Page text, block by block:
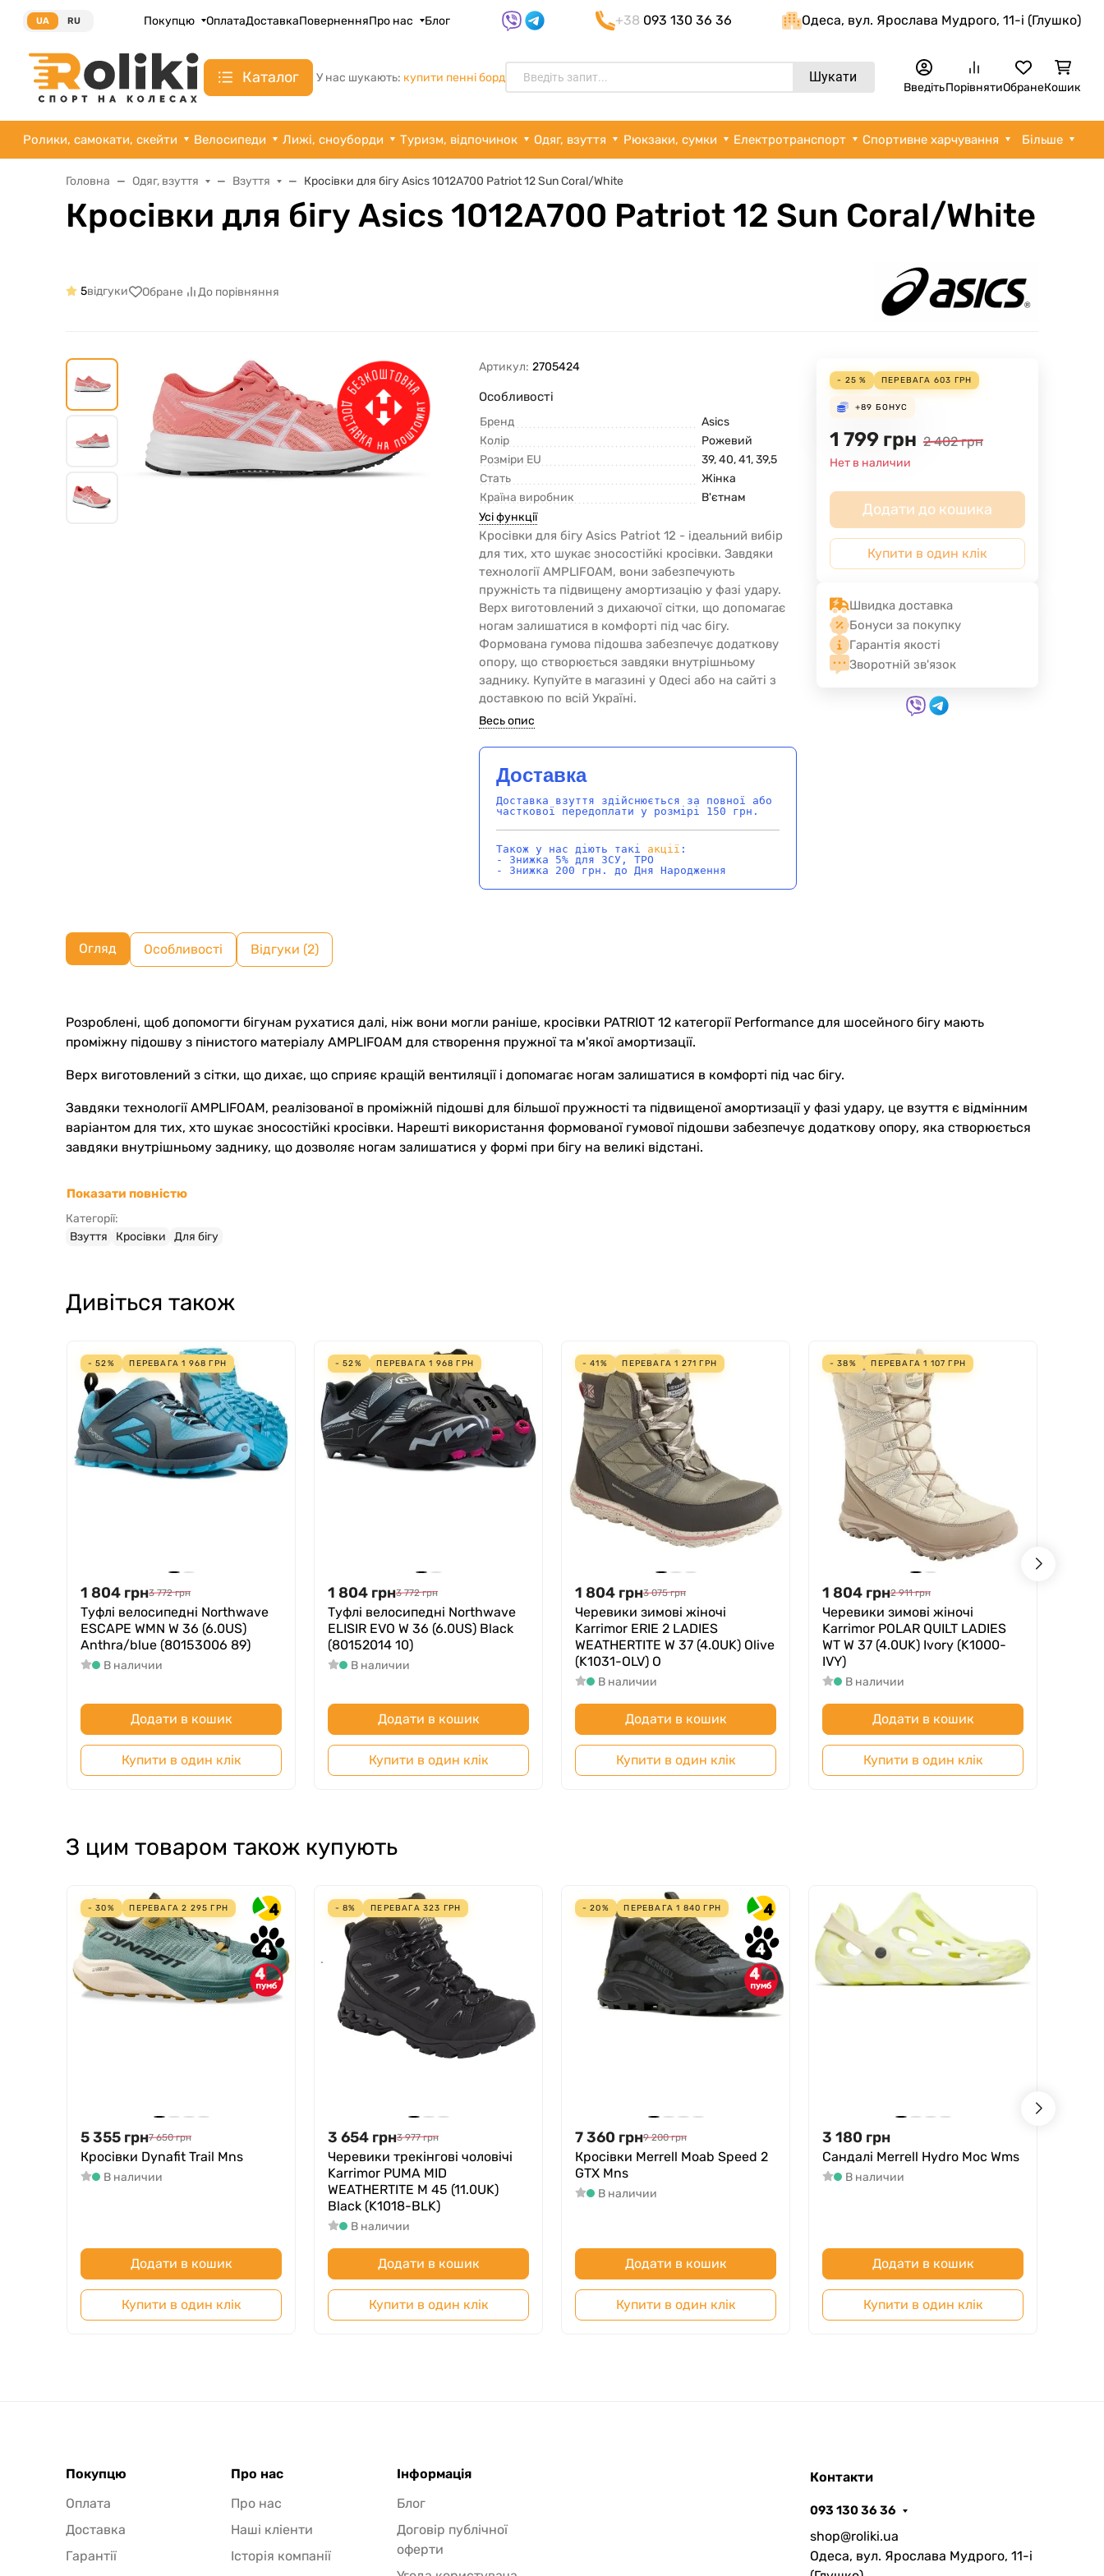
UA RU Покупцю ОплатаДоставкаПоверненняПро нас Блог +38 093 130 36 36 Одеса, вул. Ярослава Мудрого, 11-i (Глушко)
Каталог У нас шукають: купити пенні борд Шукати
ВведітьПорівнятиОбранеКошик
Ролики, самокати, скейти Велосипеди Лижі, сноуборди Туризм, відпочинок Одяг, взуття Рюкзаки, сумки Електротранспорт Спортивне харчування Більше
Головна Одяг, взуття Взуття Кросівки для бігу Asics 1012A700 Patriot 12 Sun Coral/White
Кросівки для бігу Asics 1012A700 Patriot 12 Sun Coral/White
5відгуки Обране До порівняння
Артикул: 2705424
Особливості
Бренд
Asics
Колір
Рожевий
Розміри EU
39, 40, 41, 39,5
Стать
Жінка
Країна виробник
В'єтнам
Усі функції
Кросівки для бігу Asics Patriot 12 - ідеальний вибір
для тих, хто шукає зносостійкі кросівки. Завдяки
технології AMPLIFOAM, вони забезпечують
пружність та підвищену амортизацію у фазі удару.
Верх виготовлений з дихаючої сітки, що допомагає
ногам залишатися в комфорті під час бігу.
Формована гумова підошва забезпечує додаткову
опору, що створюється завдяки внутрішньому
заднику. Купуйте в магазині у Одесі або на сайті з
доставкою по всій Україні.
Весь опис
Доставка
Доставка взуття здійснюється за повної або
часткової передоплати у розмірі 150 грн.
Також у нас діють такі акції :
- Знижка 5% для ЗСУ, ТРО
- Знижка 200 грн. до Дня Народження
- 25 % ПЕРЕВАГА 603 ГРН
+89 БОНУС
1 799 грн 2 402 грн
Нет в наличии
Додати до кошика
Купити в один клік
Швидка доставка
Бонуси за покупку
Гарантія якості
Зворотній зв'язок
Огляд Особливості Відгуки (2)
Розроблені, щоб допомогти бігунам рухатися далі, ніж вони могли раніше, кросівки PATRIOT 12 категорії Performance для шосейного бігу мають
проміжну підошву з пінистого матеріалу AMPLIFOAM для створення пружної та м'якої амортизації.
Верх виготовлений з сітки, що дихає, що сприяє кращій вентиляції і допомагає ногам залишатися в комфорті під час бігу.
Завдяки технології AMPLIFOAM, реалізованої в проміжній підошві для більшої пружності та підвищеної амортизації у фазі удару, це взуття є відмінним
варіантом для тих, хто шукає зносостійкі кросівки. Нарешті використання формованої гумової підошви забезпечує додаткову опору, яка створюється
завдяки внутрішньому заднику, що дозволяє ногам залишатися у формі при бігу на великі відстані.
Показати повністю
Категорії:
Взуття
Кросівки Для бігу
Дивіться також
- 52% ПЕРЕВАГА1 968 ГРН
1 804 грн3 772 грн
Туфлі велосипедні Northwave
ESCAPE WMN W 36 (6.0US)
Anthra/blue (80153006 89)
В наличии
Додати в кошик
Купити в один клік
- 52% ПЕРЕВАГА1 968 ГРН
1 804 грн3 772 грн
Туфлі велосипедні Northwave
ELISIR EVO W 36 (6.0US) Black
(80152014 10)
В наличии
Додати в кошик
Купити в один клік
- 41% ПЕРЕВАГА1 271 ГРН
1 804 грн3 075 грн
Черевики зимові жіночі
Karrimor ERIE 2 LADIES
WEATHERTITE W 37 (4.0UK) Olive
(K1031-OLV) O
В наличии
Додати в кошик
Купити в один клік
- 38% ПЕРЕВАГА1 107 ГРН
1 804 грн2 911 грн
Черевики зимові жіночі
Karrimor POLAR QUILT LADIES
WT W 37 (4.0UK) Ivory (K1000-
IVY)
В наличии
Додати в кошик
Купити в один клік
З цим товаром також купують
4
4
4
- 30% ПЕРЕВАГА2 295 ГРН
5 355 грн7 650 грн
Кросівки Dynafit Trail Mns
В наличии
Додати в кошик
Купити в один клік
- 8% ПЕРЕВАГА323 ГРН
3 654 грн3 977 грн
Черевики трекінгові чоловічі
Karrimor PUMA MID
WEATHERTITE M 45 (11.0UK)
Black (K1018-BLK)
В наличии
Додати в кошик
Купити в один клік
4
4
4
- 20% ПЕРЕВАГА1 840 ГРН
7 360 грн9 200 грн
Кросівки Merrell Moab Speed 2
GTX Mns
В наличии
Додати в кошик
Купити в один клік
3 180 грн
Сандалі Merrell Hydro Moc Wms
В наличии
Додати в кошик
Купити в один клік
Покупцю
Оплата
Доставка
Гарантії
Про нас
Про нас
Наші кліенти
Історія компанії
Інформація
Блог
Договір публічної
оферти
Контакти
093 130 36 36
shop@roliki.ua
Одеса, вул. Ярослава Мудрого, 11-i